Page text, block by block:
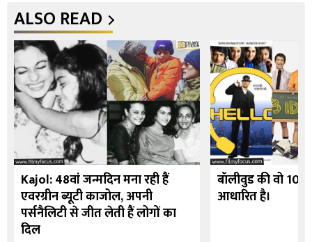
ALSO READ
Kajol: 48वां जन्मदिन मना रही हैं
एवरग्रीन ब्यूटी काजोल, अपनी
पर्सनैलिटी से जीत लेती हैं लोगों का
दिल
बॉलीवुड की वो 10
आधारित है।